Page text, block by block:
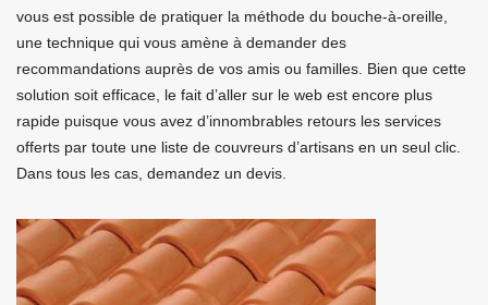
vous est possible de pratiquer la méthode du bouche-à-oreille,
une technique qui vous amène à demander des
recommandations auprès de vos amis ou familles. Bien que cette
solution soit efficace, le fait d’aller sur le web est encore plus
rapide puisque vous avez d’innombrables retours les services
offerts par toute une liste de couvreurs d’artisans en un seul clic.
Dans tous les cas, demandez un devis.